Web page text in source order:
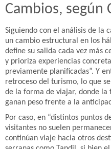
Cambios, según
Siguiendo con el análisis de la
un cambio estructural en los
define su salida cada vez más
y prioriza experiencias
previamente planificadas”. Y
retroceso del turismo, lo que
de la forma de viajar, donde la
ganan peso frente a la
Por caso, en “distintos puntos
visitantes no suelen
continúan viaje hacia otros